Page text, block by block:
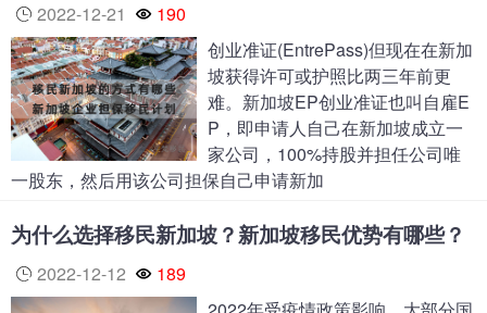
2022-12-21
190
创业准证(EntrePass)但现在在新加
坡获得许可或护照比两三年前更
难。新加坡EP创业准证也叫自雇E
P，即申请人自己在新加坡成立一
家公司，100%持股并担任公司唯
一股东，然后用该公司担保自己申请新加
为什么选择移民新加坡？新加坡移民优势有哪些？
2022-12-12
189